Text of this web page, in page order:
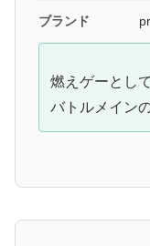
ブランド
燃えゲーとし
バトルメイン